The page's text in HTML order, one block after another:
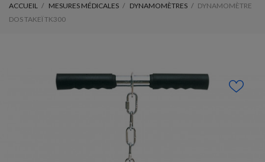
ACCUEIL MESURES MÉDICALES DYNAMOMÈTRES
DYNAMOMÈTRE
DOS TAKEÏ TK300